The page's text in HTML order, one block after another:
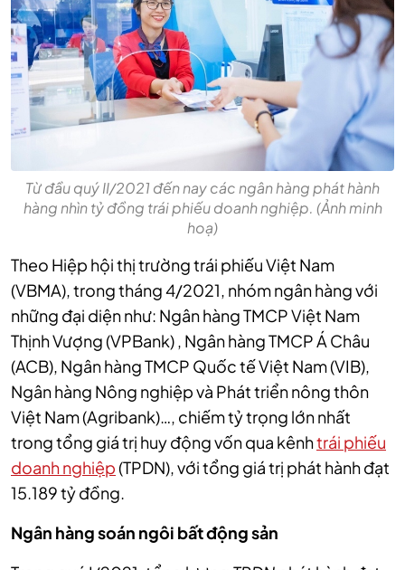
Từ đầu quý II/2021 đến nay các ngân hàng phát hành
hàng nhìn tỷ đồng trái phiếu doanh nghiệp. (Ảnh minh
hoạ)
Theo Hiệp hội thị trường trái phiếu Việt Nam
(VBMA), trong tháng 4/2021, nhóm ngân hàng với
những đại diện như: Ngân hàng TMCP Việt Nam
Thịnh Vượng (VPBank) , Ngân hàng TMCP Á Châu
(ACB), Ngân hàng TMCP Quốc tế Việt Nam (VIB),
Ngân hàng Nông nghiệp và Phát triển nông thôn
Việt Nam (Agribank)…, chiếm tỷ trọng lớn nhất
trong tổng giá trị huy động vốn qua kênhtrái phiếu
doanh nghiệp(TPDN), với tổng giá trị phát hành đạt
15.189 tỷ đồng.
Ngân hàng soán ngôi bất động sản